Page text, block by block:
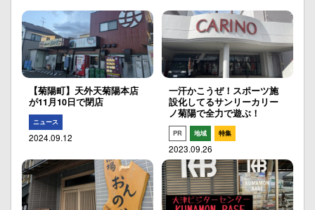
【菊陽町】天外天菊陽本店
が11月10日で閉店
ニュース
2024.09.12
一汗かこうぜ！スポーツ施
設化してるサンリーカリー
ノ菊陽で全力で遊ぶ！
PR 地域 特集
2023.09.26